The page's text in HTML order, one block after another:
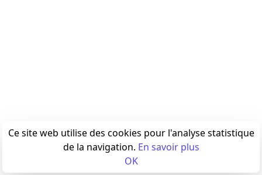
Ce site web utilise des cookies pour l'analyse statistique
de la navigation. En savoir plus
OK